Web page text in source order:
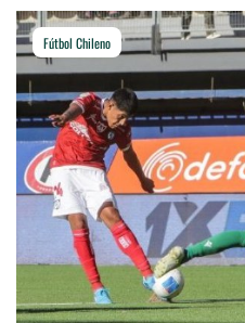
Fútbol Chileno